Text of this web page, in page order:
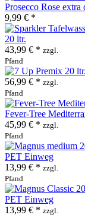
Prosecco Rose
9,99 € *
20 ltr.
43,99 € * zzgl.
Pfand
56,99 € * zzgl.
Pfand
Fever-Tree
45,99 € * zzgl.
Pfand
PET Einweg
13,99 € * zzgl.
Pfand
PET Einweg
13,99 € * zzgl.